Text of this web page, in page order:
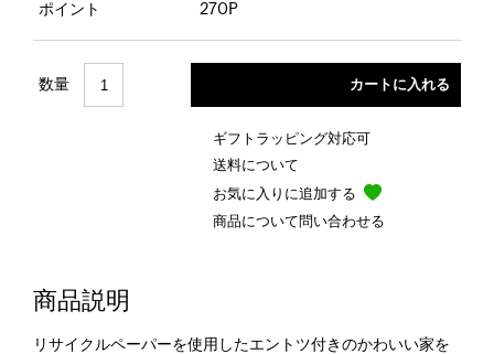
ポイント
270P
数量
ギフトラッピング対応可
送料について
お気に入りに追加する
商品について問い合わせる
商品説明
リサイクルペーパーを使用したエントツ付きのかわいい家を